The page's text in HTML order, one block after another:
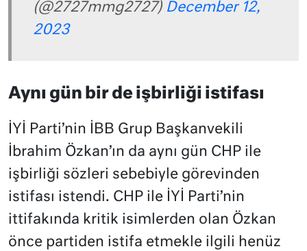
(@2727mmg2727) December 12,
2023
Aynı gün bir de işbirliği istifası
İYİ Parti’nin İBB Grup Başkanvekili
İbrahim Özkan’ın da aynı gün CHP ile
işbirliği sözleri sebebiyle görevinden
istifası istendi. CHP ile İYİ Parti’nin
ittifakında kritik isimlerden olan Özkan
önce partiden istifa etmekle ilgili henüz